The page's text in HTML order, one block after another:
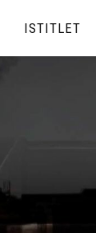
ISTITLET